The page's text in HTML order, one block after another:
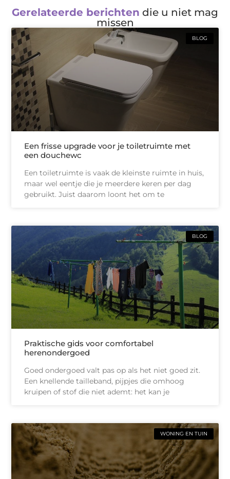
Gerelateerde berichten die u niet mag
missen
BLOG
Een frisse upgrade voor je toiletruimte met
een douchewc
Een toiletruimte is vaak de kleinste ruimte in huis,
maar wel eentje die je meerdere keren per dag
gebruikt. Juist daarom loont het om te
BLOG
Praktische gids voor comfortabel
herenondergoed
Goed ondergoed valt pas op als het niet goed zit.
Een knellende tailleband, pijpjes die omhoog
kruipen of stof die niet ademt: het kan je
WONING EN TUIN